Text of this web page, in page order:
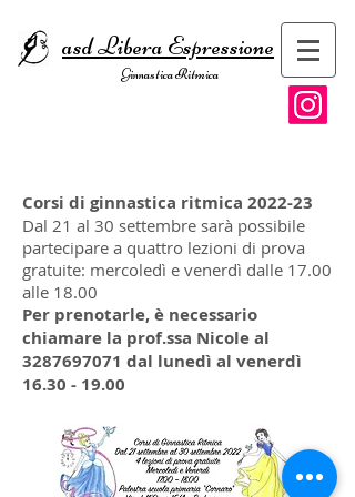
asd Libera Espressione
Ginnastica Ritmica
Corsi di ginnastica ritmica 2022-23
Dal 21 al 30 settembre sarà possibile
partecipare a quattro lezioni di prova
gratuite: mercoledì e venerdì dalle 17.00
alle 18.00
Per prenotarle, è necessario
chiamare la prof.ssa Nicole al
3287697071 dal lunedì al venerdì
16.30 - 19.00